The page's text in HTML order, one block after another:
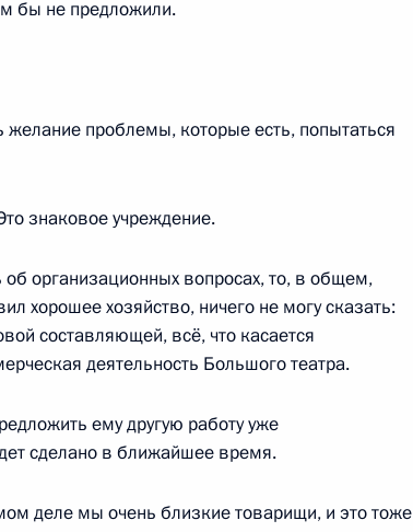
Совета по культуре
законодательства
бы не предложили.
желание проблемы, которые есть, попытаться
знаковое учреждение.
организационных вопросах, то, в общем,
хорошее хозяйство, ничего не могу сказать:
составляющей, всё, что касается
деятельность Большого театра.
ему другую работу уже
сделано в ближайшее время.
деле мы очень близкие товарищи, и это тоже